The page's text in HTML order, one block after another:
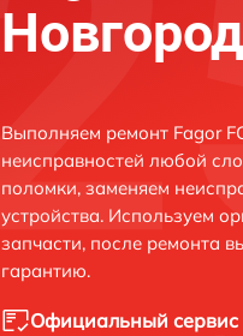
Выполняем ремонт Fagor
неисправностей любой
поломки, заменяем
устройства. Используем
запчасти, после ремонта
гарантию.
Официальный сервис